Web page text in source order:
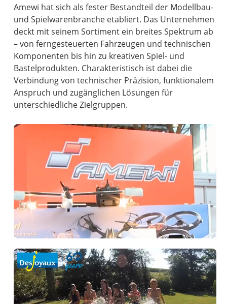
Amewi hat sich als fester Bestandteil der Modellbau-
und Spielwarenbranche etabliert. Das Unternehmen
deckt mit seinem Sortiment ein breites Spektrum ab
– von ferngesteuerten Fahrzeugen und technischen
Komponenten bis hin zu kreativen Spiel- und
Bastelprodukten. Charakteristisch ist dabei die
Verbindung von technischer Präzision, funktionalem
Anspruch und zugänglichen Lösungen für
unterschiedliche Zielgruppen.